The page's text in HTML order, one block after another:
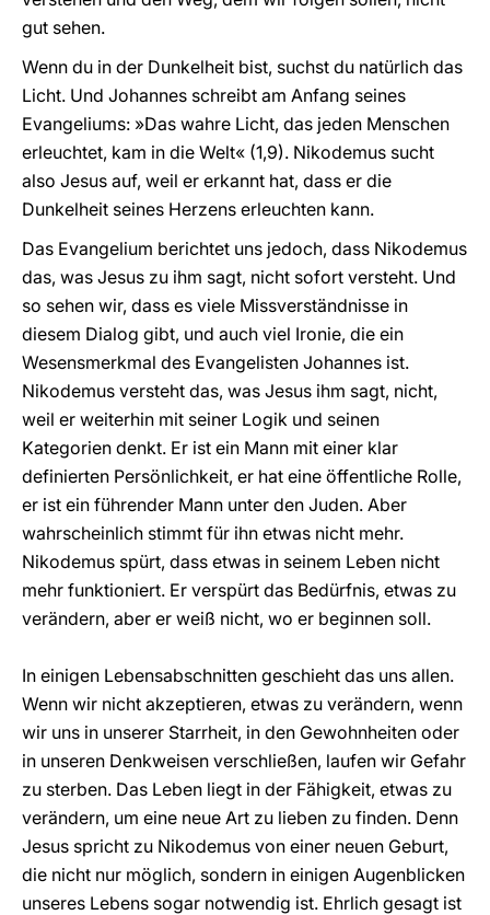
gut sehen.
Wenn du in der Dunkelheit bist, suchst du natürlich das
Licht. Und Johannes schreibt am Anfang seines
Evangeliums: »Das wahre Licht, das jeden Menschen
erleuchtet, kam in die Welt« (1,9). Nikodemus sucht
also Jesus auf, weil er erkannt hat, dass er die
Dunkelheit seines Herzens erleuchten kann.
Das Evangelium berichtet uns jedoch, dass Nikodemus
das, was Jesus zu ihm sagt, nicht sofort versteht. Und
so sehen wir, dass es viele Missverständnisse in
diesem Dialog gibt, und auch viel Ironie, die ein
Wesensmerkmal des Evangelisten Johannes ist.
Nikodemus versteht das, was Jesus ihm sagt, nicht,
weil er weiterhin mit seiner Logik und seinen
Kategorien denkt. Er ist ein Mann mit einer klar
definierten Persönlichkeit, er hat eine öffentliche Rolle,
er ist ein führender Mann unter den Juden. Aber
wahrscheinlich stimmt für ihn etwas nicht mehr.
Nikodemus spürt, dass etwas in seinem Leben nicht
mehr funktioniert. Er verspürt das Bedürfnis, etwas zu
verändern, aber er weiß nicht, wo er beginnen soll.
In einigen Lebensabschnitten geschieht das uns allen.
Wenn wir nicht akzeptieren, etwas zu verändern, wenn
wir uns in unserer Starrheit, in den Gewohnheiten oder
in unseren Denkweisen verschließen, laufen wir Gefahr
zu sterben. Das Leben liegt in der Fähigkeit, etwas zu
verändern, um eine neue Art zu lieben zu finden. Denn
Jesus spricht zu Nikodemus von einer neuen Geburt,
die nicht nur möglich, sondern in einigen Augenblicken
unseres Lebens sogar notwendig ist. Ehrlich gesagt ist